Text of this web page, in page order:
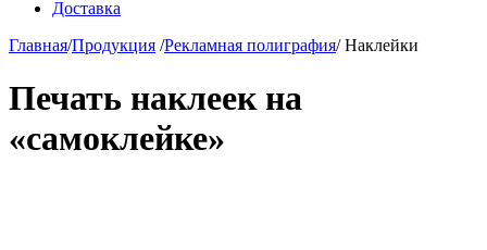
Доставка
Главная/Продукция /Рекламная полиграфия/Наклейки
Печать наклеек на
«самоклейке»